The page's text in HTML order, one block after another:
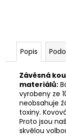
Popis
Závěsná
materiálů:
vyrobeny ze
neobsahuje
toxiny.
Proto jsou
skvělou